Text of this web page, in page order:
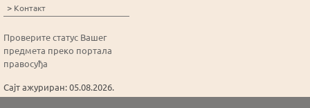
> Контакт
Проверите статус Вашег
предмета преко портала
правосуђа
Сајт ажуриран: 05.08.2026.